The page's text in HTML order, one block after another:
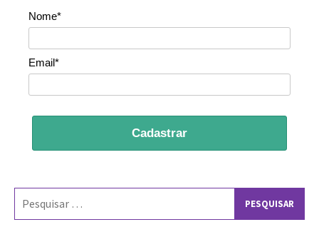
Nome*
Email*
Cadastrar
por: